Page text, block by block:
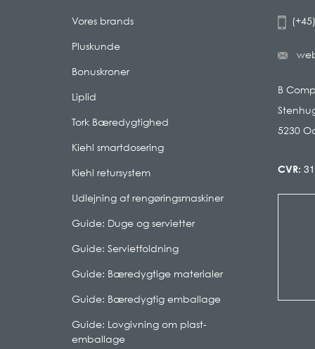
Vores brands
Pluskunde
Bonuskroner
Liplid
Tork Bæredygtighed
Kiehl smartdosering
Kiehl retursystem
Udlejning af rengøringsmaskiner
Guide: Duge og servietter
Guide: Servietfoldning
Guide: Bæredygtige materialer
Guide: Bæredygtig emballage
Guide: Lovgivning om plast-
emballage
B
5230
CVR: